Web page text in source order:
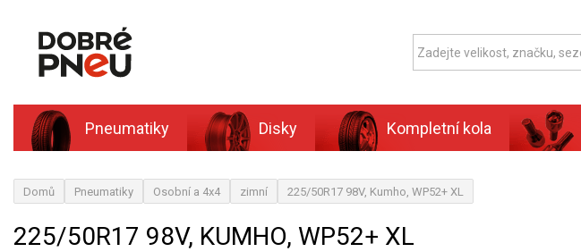
Pneumatiky Disky Kompletní kola
Domů Pneumatiky Osobní a 4x4 zimní 225/50R17 98V, Kumho, WP52+ XL
225/50R17 98V, KUMHO, WP52+ XL